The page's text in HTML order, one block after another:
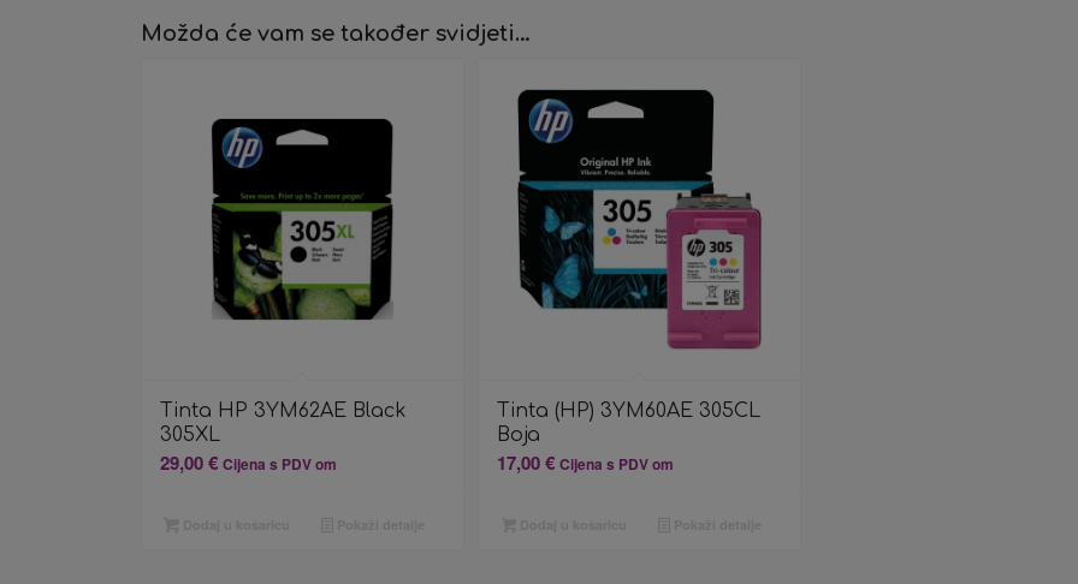
Možda će vam se također svidjeti…
Tinta HP 3YM62AE Black
305XL
29,00€ Cijena s PDV om
Tinta (HP) 3YM60AE 305CL
Boja
17,00€ Cijena s PDV om